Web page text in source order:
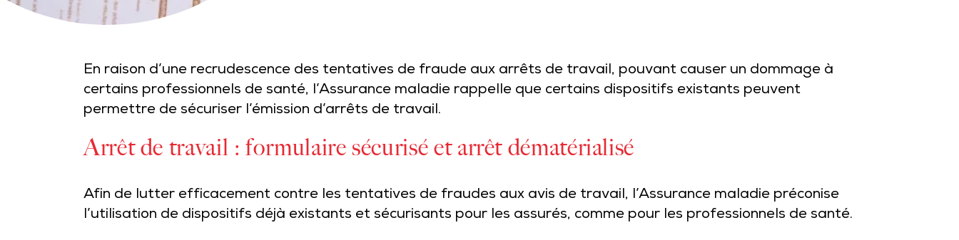
En raison d’une recrudescence des tentatives de fraude aux arrêts de travail, pouvant causer un dommage à
certains professionnels de santé, l’Assurance maladie rappelle que certains dispositifs existants peuvent
permettre de sécuriser l’émission d’arrêts de travail.
Arrêt de travail : formulaire sécurisé et arrêt dématérialisé
Afin de lutter efficacement contre les tentatives de fraudes aux avis de travail, l’Assurance maladie préconise
l’utilisation de dispositifs déjà existants et sécurisants pour les assurés, comme pour les professionnels de santé.